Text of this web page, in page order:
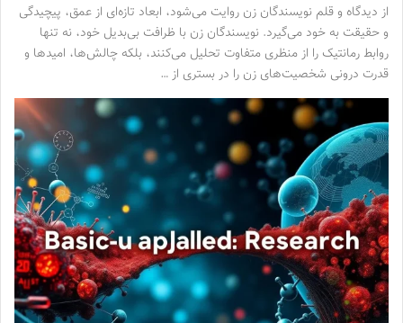
از دیدگاه و قلم نویسندگان زن روایت می‌شود، ابعاد تازه‌ای از عمق، پیچیدگی
و حقیقت به خود می‌گیرد. نویسندگان زن با ظرافت بی‌بدیل خود، نه تنها
روابط رمانتیک را از منظری متفاوت تحلیل می‌کنند، بلکه چالش‌ها، امیدها و
قدرت درونی شخصیت‌های زن را در بستری از …